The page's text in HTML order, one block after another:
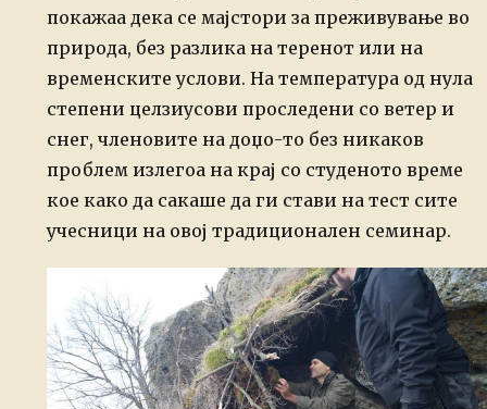
покажаа дека се мајстори за преживување во
природа, без разлика на теренот или на
временските услови. На температура од нула
степени целзиусови проследени со ветер и
снег, членовите на доџо-то без никаков
проблем излегоа на крај со студеното време
кое како да сакаше да ги стави на тест сите
учесници на овој традиционален семинар.